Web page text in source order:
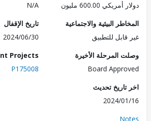
600.00 مليون
N/A
البيئية والاجتماعية
للتطبيق
تاريخ الإقفال
2024/06/30
المرحلة الأخيرة
Board
Parent Projects
P175008
تحديث
2024/